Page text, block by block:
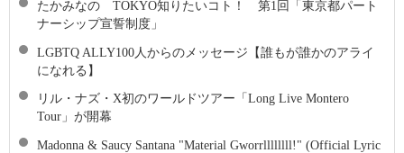
たかみなの TOKYO知りたいコト！ 第1回「東京都パート
ナーシップ宣誓制度」
LGBTQ ALLY100人からのメッセージ【誰もが誰かのアライ
になれる】
リル・ナズ・X初のワールドツアー「Long Live Montero
Tour」が開幕
Madonna & Saucy Santana "Material Gworrllllllll!" (Official Lyric